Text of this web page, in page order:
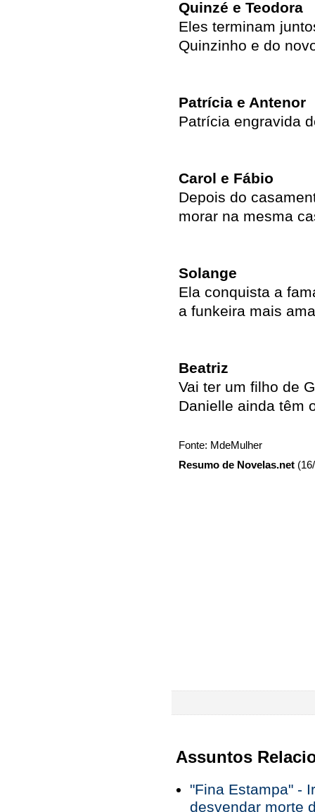
Quinzé e Teodora
Eles terminam
Quinzinho e do
Patrícia e Antenor
Patrícia engravida
Carol e Fábio
Depois do
morar na mesma
Solange
Ela conquista a
a funkeira mais
Beatriz
Vai ter um filho de
Danielle ainda têm
Fonte: MdeMulher
Resumo de Novelas.net
Assuntos
"Fina Estampa" -
desvendar morte